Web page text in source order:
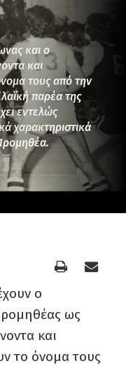
και ο
και
τους από την
παρέα της
εντελώς
χαρακτηριστικά
ο
ως
και
το όνομα τους